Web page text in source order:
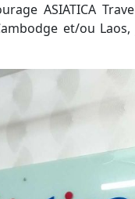
ASIATICA
et/ou